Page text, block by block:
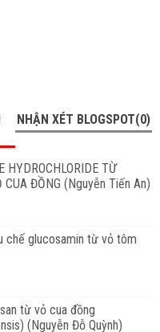
NHẬN XÉT BLOGSPOT(0)
HYDROCHLORIDE TỪ
CUA ĐỒNG (Nguyễn Tiến An)
chế glucosamin từ vỏ tôm
từ vỏ cua đồng
(Nguyễn Đỗ Quỳnh)